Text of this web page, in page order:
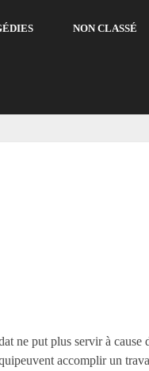
NON CLASSÉ
ne put plus servir à cause
accomplir un